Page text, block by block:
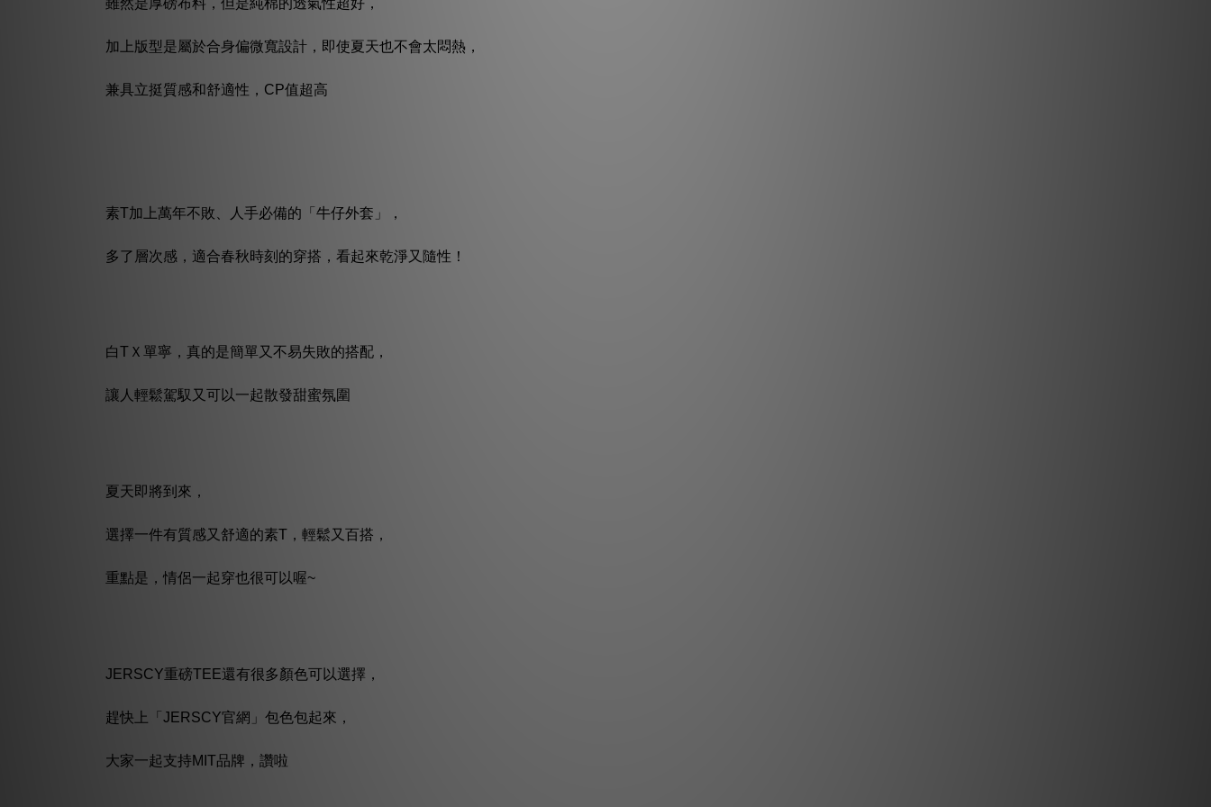
加上版型是屬於合身偏微寬設計，即使夏天也不會太悶熱，
兼具立挺質感和舒適性，CP值超高
素T加上萬年不敗、人手必備的「牛仔外套」，
多了層次感，適合春秋時刻的穿搭，看起來乾淨又隨性！
白TＸ單寧，真的是簡單又不易失敗的搭配，
讓人輕鬆駕馭又可以一起散發甜蜜氛圍
夏天即將到來，
選擇一件有質感又舒適的素T，輕鬆又百搭，
重點是，情侶一起穿也很可以喔~
JERSCY重磅TEE還有很多顏色可以選擇，
趕快上「JERSCY官網」包色包起來，
大家一起支持MIT品牌，讚啦